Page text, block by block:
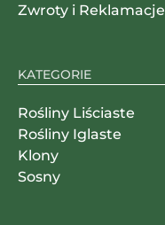
Zwroty i Reklamacje
KATEGORIE
Rośliny Liściaste
Rośliny Iglaste
Klony
Sosny